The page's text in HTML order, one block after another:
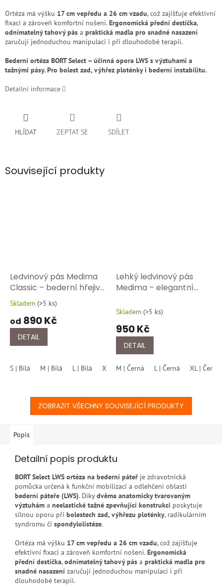
Ortéza má výšku 17 cm vepředu a 26 cm vzadu, což zajišťuje efektivní
fixaci a zároveň komfortní nošení.Ergonomická přední destička,
odnímatelný tahový pás a praktická madla pro snadné nasazení
zaručují jednoduchou manipulaci i při dlouhodobé terapii.
Bederní ortéza BORT Select – účinná opora LWS s výztuhami a
tažnými pásy. Pro bolest zad, výhřez ploténky i bederní instabilitu.
Detailní informace
ZEPTAT SE
HLÍDAT SDÍLET
Související produkty
Ledvinový pás Medima
Classic – bederní hřejivý
pás z angory pro
přirozené teplo 302/100
Průměrné
produktu
5,0
hvězdiček.
Skladem (>5 ks)
od 890 Kč
DETAIL
S | Bílá M | Bílá L | Bílá XL | Bílá XXL | Bílá
Lehký ledvinový pás
Medima – elegantní
hřejivým efektem
Skladem (>5 ks)
950 Kč
DETAIL
M | Černá L | Černá XL | Černá
ZOBRAZIT VŠECHNY SOUVISEJÍCÍ PRODUKTY
Popis
Detailní popis produktu
BORT Select LWS ortéza na bederní páteř je zdravotnická
pomůcka určená k funkční mobilizaci a odlehčení oblasti
bederní páteře (LWS). Díkydvěma anatomicky tvarovaným
výztuhám a neelastické tažné zpevňující konstrukci poskytuje
silnou oporu při bolestech zad, výhřezu ploténky, radikulárním
syndromu či spondylolistéze.
Ortéza má výšku 17 cm vepředu a 26 cm vzadu, což zajišťuje
efektivní fixaci a zároveň komfortní nošení.Ergonomická
přední destička,odnímatelný tahový pás a praktická madla pro
snadné nasazení zaručují jednoduchou manipulaci i při
dlouhodobé terapii.